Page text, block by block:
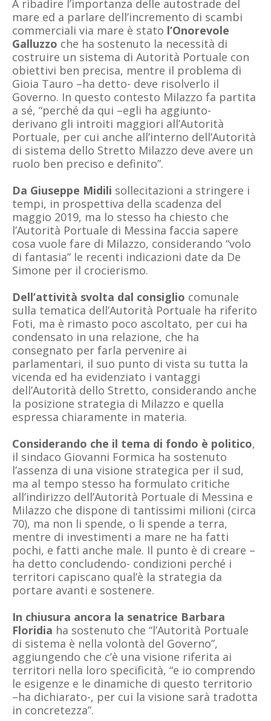
A ribadire l’importanza delle autostrade del
mare ed a parlare dell’incremento di scambi
commerciali via mare è stato l’Onorevole
Galluzzo che ha sostenuto la necessità di
costruire un sistema di Autorità Portuale con
obiettivi ben precisa, mentre il problema di
Gioia Tauro –ha detto- deve risolverlo il
Governo. In questo contesto Milazzo fa partita
a sé, “perché da qui –egli ha aggiunto-
derivano gli introiti maggiori all’Autorità
Portuale, per cui anche all’interno dell’Autorità
di sistema dello Stretto Milazzo deve avere un
ruolo ben preciso e definito”.
Da Giuseppe Midili sollecitazioni a stringere i
tempi, in prospettiva della scadenza del
maggio 2019, ma lo stesso ha chiesto che
l’Autorità Portuale di Messina faccia sapere
cosa vuole fare di Milazzo, considerando “volo
di fantasia” le recenti indicazioni date da De
Simone per il crocierismo.
Dell’attività svolta dal consiglio comunale
sulla tematica dell’Autorità Portuale ha riferito
Foti, ma è rimasto poco ascoltato, per cui ha
condensato in una relazione, che ha
consegnato per farla pervenire ai
parlamentari, il suo punto di vista su tutta la
vicenda ed ha evidenziato i vantaggi
dell’Autorità dello Stretto, considerando anche
la posizione strategia di Milazzo e quella
espressa chiaramente in materia.
Considerando che il tema di fondo è politico,
il sindaco Giovanni Formica ha sostenuto
l’assenza di una visione strategica per il sud,
ma al tempo stesso ha formulato critiche
all’indirizzo dell’Autorità Portuale di Messina e
Milazzo che dispone di tantissimi milioni (circa
70), ma non li spende, o li spende a terra,
mentre di investimenti a mare ne ha fatti
pochi, e fatti anche male. Il punto è di creare –
ha detto concludendo- condizioni perché i
territori capiscano qual’è la strategia da
portare avanti e sostenere.
In chiusura ancora la senatrice Barbara
Floridia ha sostenuto che “l’Autorità Portuale
di sistema è nella volontà del Governo”,
aggiungendo che c’è una visione riferita ai
territori nella loro specificità, “e io comprendo
le esigenze e le dinamiche di questo territorio
–ha dichiarato-, per cui la visione sarà tradotta
in concretezza”.